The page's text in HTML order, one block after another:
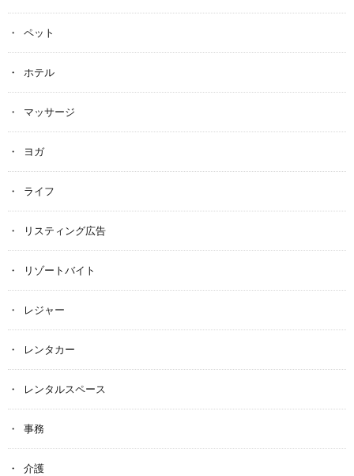
ペット
ホテル
マッサージ
ヨガ
ライフ
リスティング広告
リゾートバイト
レジャー
レンタカー
レンタルスペース
事務
介護